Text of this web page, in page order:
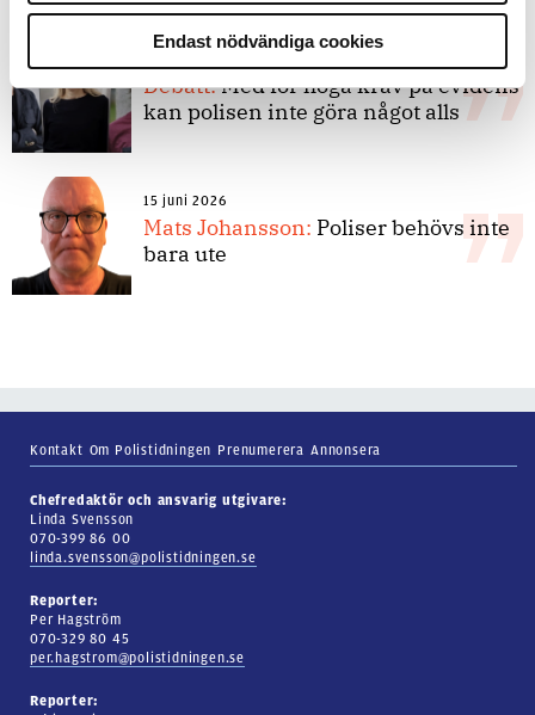
Endast nödvändiga cookies
Debatt:Med för höga krav på evidens
kan polisen inte göra något alls
15 juni 2026
Mats Johansson: Poliser behövs inte
bara ute
Kontakt Om Polistidningen Prenumerera Annonsera
Chefredaktör och ansvarig utgivare:
Linda Svensson
070-399 86 00
linda.svensson@polistidningen.se
Reporter:
Per Hagström
070-329 80 45
per.hagstrom@polistidningen.se
Reporter: